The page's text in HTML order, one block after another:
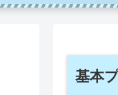
基本